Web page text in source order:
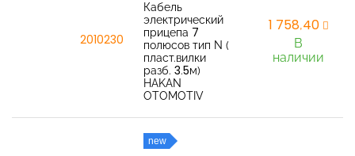
2010230
Кабель
электрический
прицепа 7
полюсов тип N (
пласт.вилки
разб. 3.5м)
HAKAN
OTOMOTIV
1 758,40
В
наличии
new